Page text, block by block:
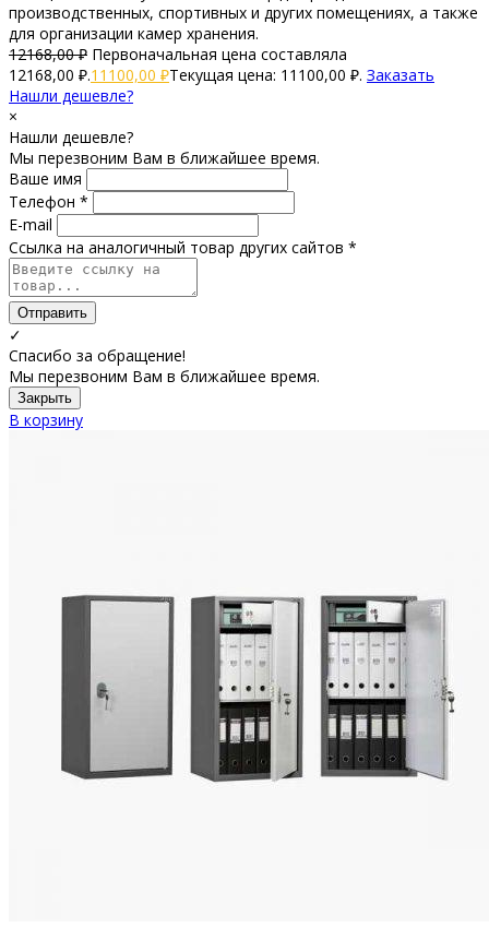
производственных, спортивных и других помещениях, а также
для организации камер хранения.
12168,00₽ Первоначальная цена составляла
12168,00 ₽.11100,00 ₽Текущая цена: 11100,00 ₽. Заказать
Нашли дешевле?
×
Нашли дешевле?
Мы перезвоним Вам в ближайшее время.
Ваше имя
Телефон *
E-mail
Ссылка на аналогичный товар других сайтов *
Отправить
✓
Спасибо за обращение!
Мы перезвоним Вам в ближайшее время.
Закрыть
В корзину